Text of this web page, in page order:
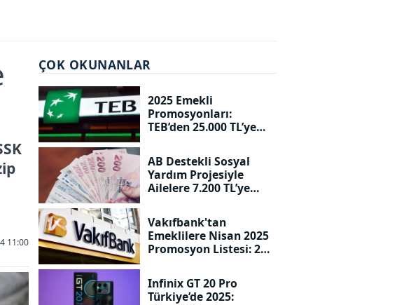
11:00
ÇOK OKUNANLAR
2025 Emekli
Promosyonları:
TEB’den 25.000 TL’ye
AB Destekli Sosyal
Yardım Projesiyle
Ailelere 7.200 TL’ye
Vakıfbank'tan
Emeklilere Nisan 2025
Promosyon Listesi: 20
Dayandı!
Infinix GT 20 Pro
Türkiye’de 2025: